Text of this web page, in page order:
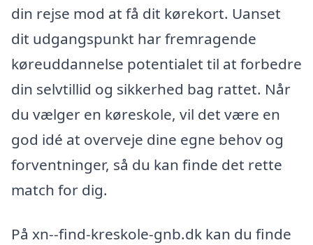
din rejse mod at få dit kørekort. Uanset
dit udgangspunkt har fremragende
køreuddannelse potentialet til at forbedre
din selvtillid og sikkerhed bag rattet. Når
du vælger en køreskole, vil det være en
god idé at overveje dine egne behov og
forventninger, så du kan finde det rette
match for dig.
På xn--find-kreskole-gnb.dk kan du finde